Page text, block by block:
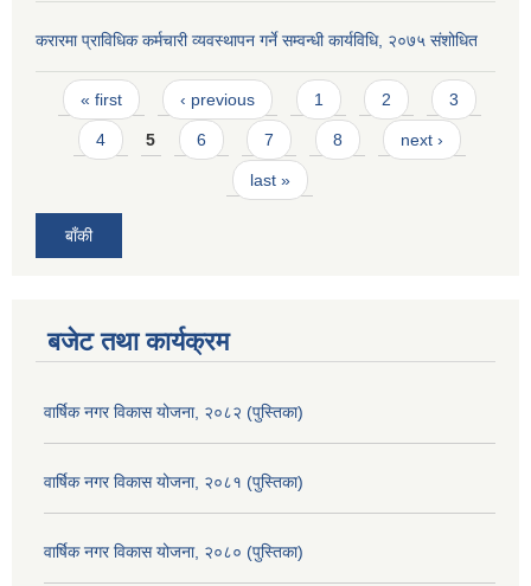
करारमा प्राविधिक कर्मचारी व्यवस्थापन गर्ने सम्वन्धी कार्यविधि, २०७५ संशोधित
Pages
« first ‹ previous 1 2 3
4 5 6 7 8 next ›
last »
बाँकी
बजेट तथा कार्यक्रम
वार्षिक नगर विकास योजना, २०८२ (पुस्तिका)
वार्षिक नगर विकास योजना, २०८१ (पुस्तिका)
वार्षिक नगर विकास योजना, २०८० (पुस्तिका)